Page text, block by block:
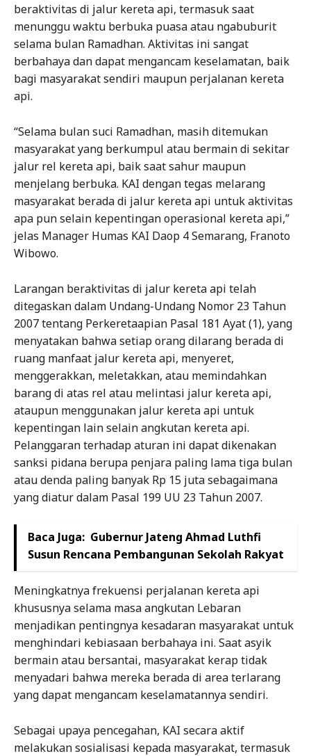
beraktivitas di jalur kereta api, termasuk saat
menunggu waktu berbuka puasa atau ngabuburit
selama bulan Ramadhan. Aktivitas ini sangat
berbahaya dan dapat mengancam keselamatan, baik
bagi masyarakat sendiri maupun perjalanan kereta
api.
“Selama bulan suci Ramadhan, masih ditemukan
masyarakat yang berkumpul atau bermain di sekitar
jalur rel kereta api, baik saat sahur maupun
menjelang berbuka. KAI dengan tegas melarang
masyarakat berada di jalur kereta api untuk aktivitas
apa pun selain kepentingan operasional kereta api,”
jelas Manager Humas KAI Daop 4 Semarang, Franoto
Wibowo.
Larangan beraktivitas di jalur kereta api telah
ditegaskan dalam Undang-Undang Nomor 23 Tahun
2007 tentang Perkeretaapian Pasal 181 Ayat (1), yang
menyatakan bahwa setiap orang dilarang berada di
ruang manfaat jalur kereta api, menyeret,
menggerakkan, meletakkan, atau memindahkan
barang di atas rel atau melintasi jalur kereta api,
ataupun menggunakan jalur kereta api untuk
kepentingan lain selain angkutan kereta api.
Pelanggaran terhadap aturan ini dapat dikenakan
sanksi pidana berupa penjara paling lama tiga bulan
atau denda paling banyak Rp 15 juta sebagaimana
yang diatur dalam Pasal 199 UU 23 Tahun 2007.
Baca Juga: Gubernur Jateng Ahmad Luthfi
Susun Rencana Pembangunan Sekolah Rakyat
Meningkatnya frekuensi perjalanan kereta api
khususnya selama masa angkutan Lebaran
menjadikan pentingnya kesadaran masyarakat untuk
menghindari kebiasaan berbahaya ini. Saat asyik
bermain atau bersantai, masyarakat kerap tidak
menyadari bahwa mereka berada di area terlarang
yang dapat mengancam keselamatannya sendiri.
Sebagai upaya pencegahan, KAI secara aktif
melakukan sosialisasi kepada masyarakat, termasuk